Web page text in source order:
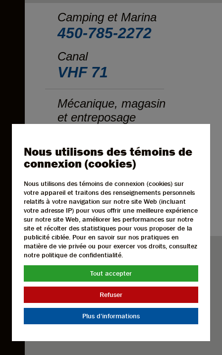
Camping et Marina
450-785-2272
Canal
VHF 71
Mécanique, magasin
et entreposage
Restaurant
450-785-2246
Numéro d'enregistrement
199452
Nous utilisons des témoins de
connexion (cookies)
Nous utilisons des témoins de connexion (cookies) sur
votre appareil et traitons des renseignements personnels
relatifs à votre navigation sur notre site Web (incluant
votre adresse IP) pour vous offrir une meilleure expérience
sur notre site Web, améliorer les performances sur notre
site et récolter des statistiques pour vous proposer de la
publicité ciblée. Pour en savoir sur nos pratiques en
matière de vie privée ou pour exercer vos droits, consultez
notre politique de confidentialité.
Tout accepter
Refuser
Plus d'informations